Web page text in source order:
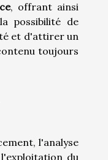
, offrant ainsi
possibilité de
et d'attirer un
toujours
l'analyse
du